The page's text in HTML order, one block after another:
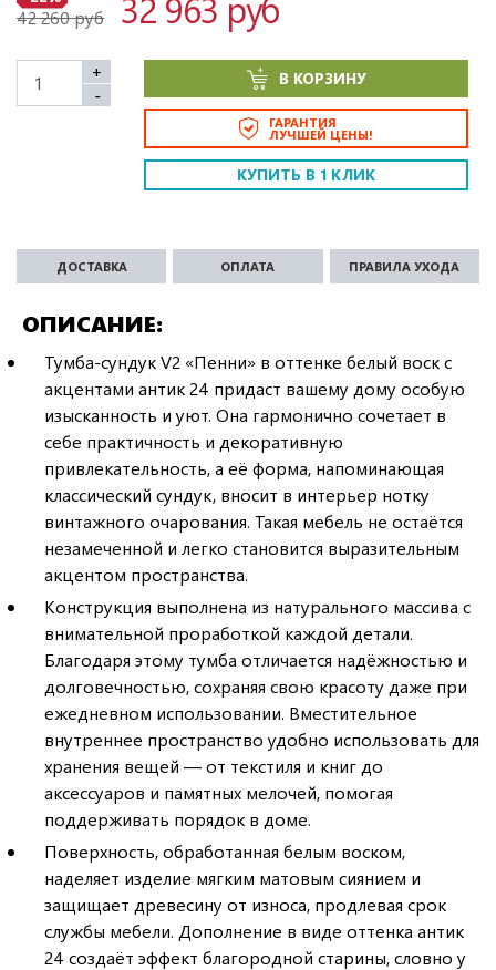
42 260 руб
+
-
В КОРЗИНУ
ГАРАНТИЯ
ЛУЧШЕЙ ЦЕНЫ!
КУПИТЬ В 1 КЛИК
ОПИСАНИЕ
ДОСТАВКА ОПЛАТА ПРАВИЛА УХОДА
Тумба-сундук V2 «Пенни» в оттенке белый воск с
акцентами антик 24 придаст вашему дому особую
изысканность и уют. Она гармонично сочетает в
себе практичность и декоративную
привлекательность, а её форма, напоминающая
классический сундук, вносит в интерьер нотку
винтажного очарования. Такая мебель не остаётся
незамеченной и легко становится выразительным
акцентом пространства.
Конструкция выполнена из натурального массива с
внимательной проработкой каждой детали.
Благодаря этому тумба отличается надёжностью и
долговечностью, сохраняя свою красоту даже при
ежедневном использовании. Вместительное
внутреннее пространство удобно использовать для
хранения вещей — от текстиля и книг до
аксессуаров и памятных мелочей, помогая
поддерживать порядок в доме.
Поверхность, обработанная белым воском,
наделяет изделие мягким матовым сиянием и
защищает древесину от износа, продлевая срок
службы мебели. Дополнение в виде оттенка антик
24 создаёт эффект благородной старины, словно у